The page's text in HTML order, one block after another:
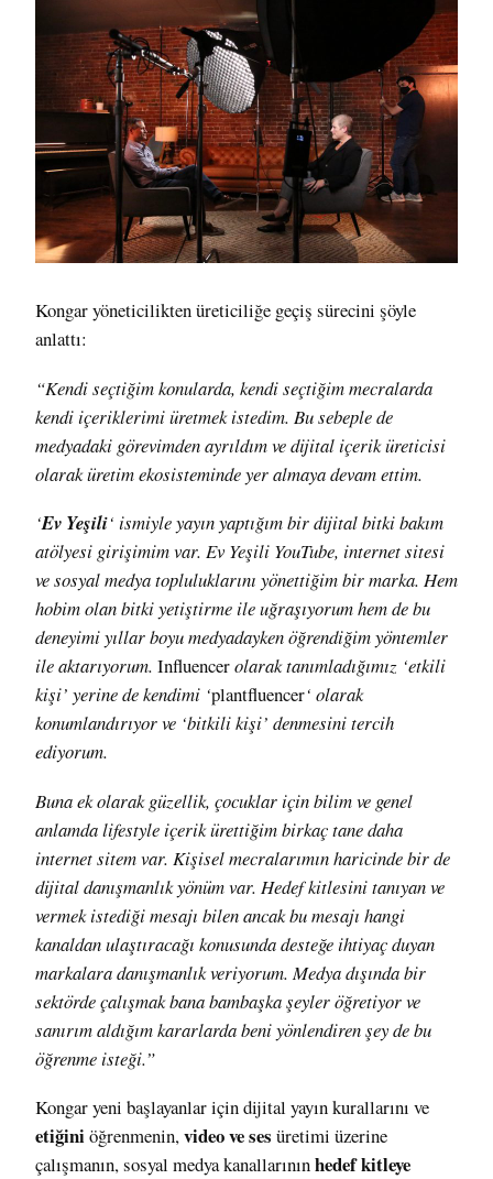
Kongar yöneticilikten üreticiliğe geçiş sürecini şöyle
anlattı:
“Kendi seçtiğim konularda, kendi seçtiğim mecralarda
kendi içeriklerimi üretmek istedim. Bu sebeple de
medyadaki görevimden ayrıldım ve dijital içerik üreticisi
olarak üretim ekosisteminde yer almaya devam ettim.
‘Ev Yeşili‘ ismiyle yayın yaptığım bir dijital bitki bakım
atölyesi girişimim var. Ev Yeşili YouTube, internet sitesi
ve sosyal medya topluluklarını yönettiğim bir marka. Hem
hobim olan bitki yetiştirme ile uğraşıyorum hem de bu
deneyimi yıllar boyu medyadayken öğrendiğim yöntemler
ile aktarıyorum. Influencerolarak tanımladığımız ‘etkili
kişi’ yerine de kendimi ‘plantfluencer‘ olarak
konumlandırıyor ve ‘bitkili kişi’ denmesini tercih
ediyorum.
Buna ek olarak güzellik, çocuklar için bilim ve genel
anlamda lifestyle içerik ürettiğim birkaç tane daha
internet sitem var. Kişisel mecralarımın haricinde bir de
dijital danışmanlık yönüm var. Hedef kitlesini tanıyan ve
vermek istediği mesajı bilen ancak bu mesajı hangi
kanaldan ulaştıracağı konusunda desteğe ihtiyaç duyan
markalara danışmanlık veriyorum. Medya dışında bir
sektörde çalışmak bana bambaşka şeyler öğretiyor ve
sanırım aldığım kararlarda beni yönlendiren şey de bu
öğrenme isteği.”
Kongar yeni başlayanlar için dijital yayın kurallarını ve
etiğiniöğrenmenin,video ve ses üretimi üzerine
çalışmanın, sosyal medya kanallarınınhedef kitleye